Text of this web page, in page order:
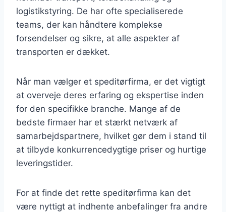
logistikstyring. De har ofte specialiserede
teams, der kan håndtere komplekse
forsendelser og sikre, at alle aspekter af
transporten er dækket.
Når man vælger et speditørfirma, er det vigtigt
at overveje deres erfaring og ekspertise inden
for den specifikke branche. Mange af de
bedste firmaer har et stærkt netværk af
samarbejdspartnere, hvilket gør dem i stand til
at tilbyde konkurrencedygtige priser og hurtige
leveringstider.
For at finde det rette speditørfirma kan det
være nyttigt at indhente anbefalinger fra andre